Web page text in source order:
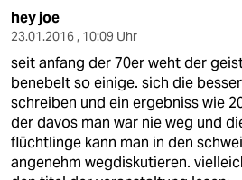
veranstaltungen
shop
fragen & hilfe
unterstützen
abo
hey joe
23.01.2016 , 10:09 Uhr
seit anfang der 70er weht der
benebelt so einige. sich die
schreiben und ein ergebniss wie
der davos man war nie weg und
flüchtlinge kann man in den
angenehm wegdiskutieren.